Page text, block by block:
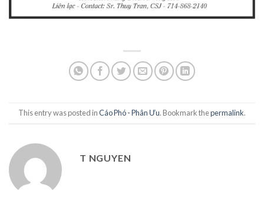
This entry was posted inCáo Phó - Phân Ưu. Bookmark thepermalink.
T NGUYEN